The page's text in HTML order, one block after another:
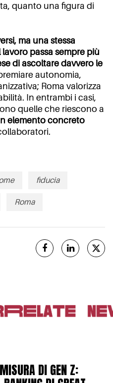
quanto una figura di
ma una stessa
passa sempre più
di ascoltare davvero le
autonomia,
Roma valorizza
In entrambi i casi,
quelle che riescono a
elemento concreto
fiducia
Roma
DI GEN Z: